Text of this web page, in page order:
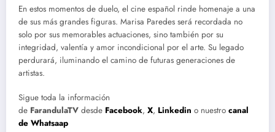
En estos momentos de duelo, el cine español rinde homenaje a una
de sus más grandes figuras. Marisa Paredes será recordada no
solo por sus memorables actuaciones, sino también por su
integridad, valentía y amor incondicional por el arte. Su legado
perdurará, iluminando el camino de futuras generaciones de
artistas.
Sigue toda la información
de FarandulaTV desde Facebook, X, Linkedin o nuestro canal
de Whatsaap